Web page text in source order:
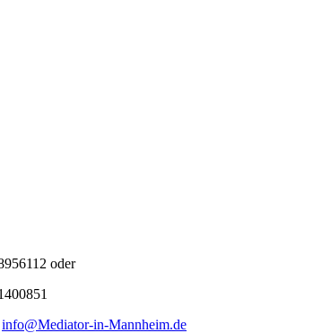
oder
info@Mediator-in-Mannheim.de